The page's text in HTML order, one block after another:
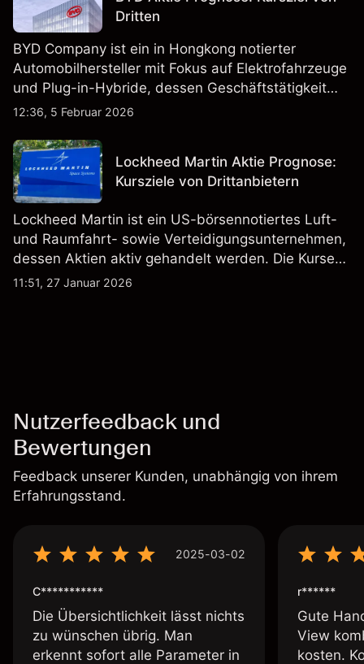
Dritten
BYD Company ist ein in Hongkong notierter
Automobilhersteller mit Fokus auf Elektrofahrzeuge
und Plug-in-Hybride, dessen Geschäftstätigkeit
Fahrzeugproduktion, Batterien und verwandte
Märkten umfasst.
12:36, 5 Februar 2026
Lockheed Martin Aktie Prognose:
Kursziele von Drittanbietern
Lockheed Martin ist ein US-börsennotiertes Luft-
und Raumfahrt- sowie Verteidigungsunternehmen,
dessen Aktien aktiv gehandelt werden. Die Kurse
werden von Unternehmensergebnissen,
11:51, 27 Januar 2026
Nutzerfeedback und
Bewertungen
Feedback unserer Kunden, unabhängig von ihrem
Erfahrungsstand.
2025-03-02
C***********
Die Übersichtlichkeit lässt nichts
zu wünschen übrig. Man
erkennt sofort alle Parameter in
r******
Gute
View
kosten.